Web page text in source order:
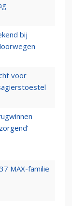
bij
voor
MAX-familie